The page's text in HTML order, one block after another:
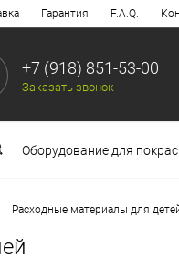
Гарантия F.A.Q.
+7 (918) 851-53-00
Заказать звонок
Оборудование для
Расходные материалы для